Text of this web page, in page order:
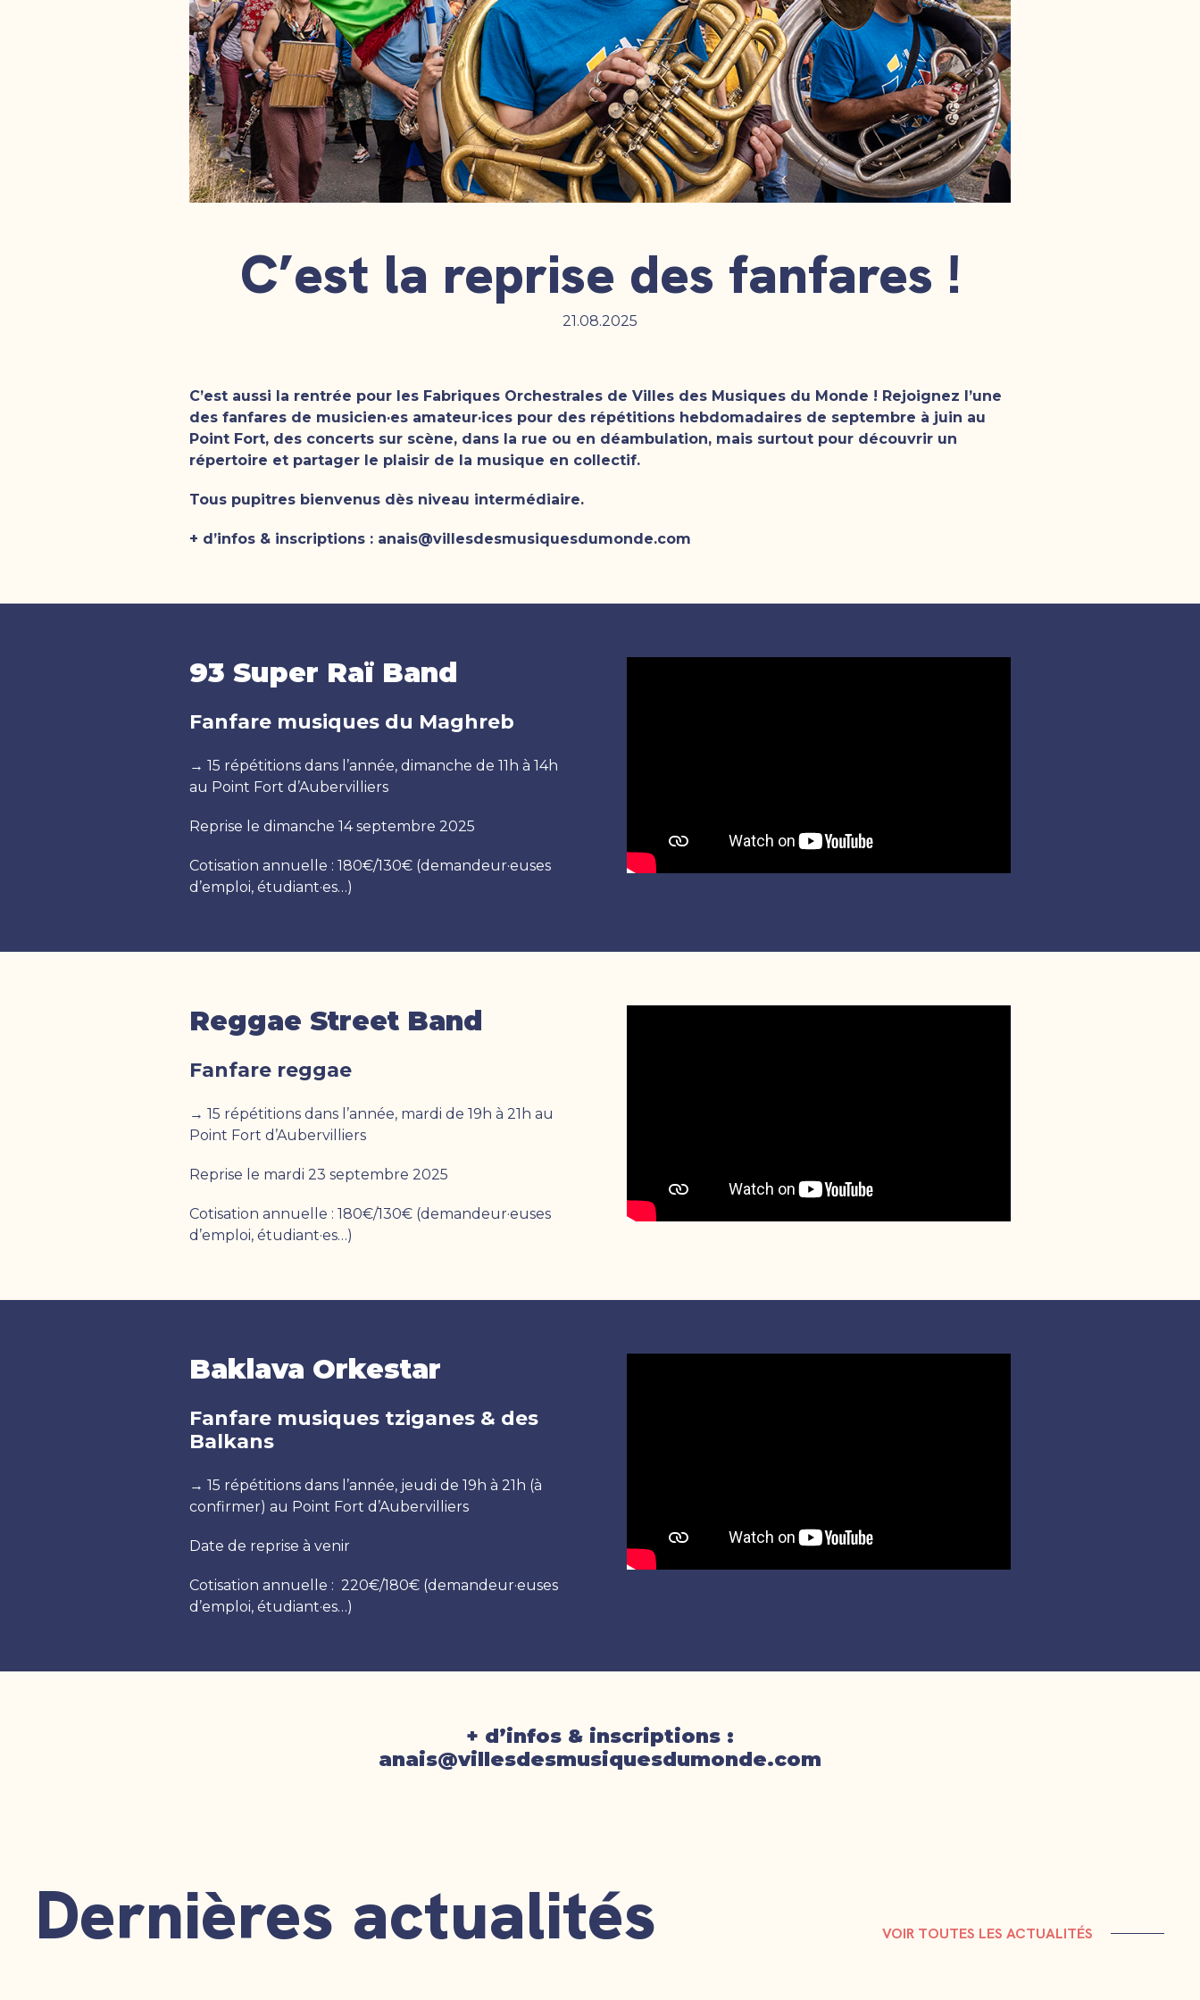
C’est la reprise des fanfares !
21.08.2025
C’est aussi la rentrée pour les Fabriques Orchestrales de Villes des Musiques du Monde ! Rejoignez l’une
des fanfares de musicien·es amateur·ices pour des répétitions hebdomadaires de septembre à juin au
Point Fort, des concerts sur scène, dans la rue ou en déambulation, mais surtout pour découvrir un
répertoire et partager le plaisir de la musique en collectif.
Tous pupitres bienvenus dès niveau intermédiaire.
+ d’infos & inscriptions : anais@villesdesmusiquesdumonde.com
93 Super Raï Band
Fanfare musiques du Maghreb
→ 15 répétitions dans l’année, dimanche de 11h à 14h
au Point Fort d’Aubervilliers
Reprise le dimanche 14 septembre 2025
Cotisation annuelle : 180€/130€ (demandeur·euses
d’emploi, étudiant·es…)
Reggae Street Band
Fanfare reggae
→ 15 répétitions dans l’année, mardi de 19h à 21h au
Point Fort d’Aubervilliers
Reprise le mardi 23 septembre 2025
Cotisation annuelle : 180€/130€ (demandeur·euses
d’emploi, étudiant·es…)
Baklava Orkestar
Fanfare musiques tziganes & des
Balkans
→ 15 répétitions dans l’année, jeudi de 19h à 21h (à
confirmer) au Point Fort d’Aubervilliers
Date de reprise à venir
Cotisation annuelle : 220€/180€ (demandeur·euses
d’emploi, étudiant·es…)
+ d’infos & inscriptions :
anais@villesdesmusiquesdumonde.com
Dernières actualités VOIR TOUTES LES ACTUALITÉS